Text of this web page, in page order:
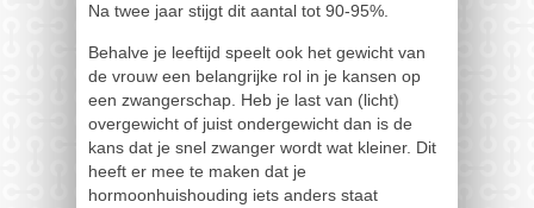
Na twee jaar stijgt dit aantal tot 90-95%.
Behalve je leeftijd speelt ook het gewicht van
de vrouw een belangrijke rol in je kansen op
een zwangerschap. Heb je last van (licht)
overgewicht of juist ondergewicht dan is de
kans dat je snel zwanger wordt wat kleiner. Dit
heeft er mee te maken dat je
hormoonhuishouding iets anders staat